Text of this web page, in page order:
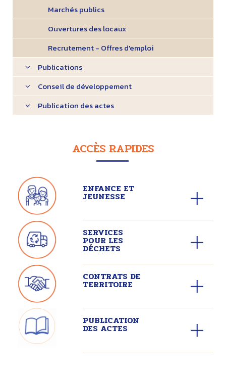
Marchés publics
Ouvertures des locaux
Recrutement - Offres d'emploi
Publications
Conseil de développement
Publication des actes
ACCÈS RAPIDES
ENFANCE ET
JEUNESSE
SERVICES
POUR LES
DÉCHETS
CONTRATS DE
TERRITOIRE
PUBLICATION
DES ACTES